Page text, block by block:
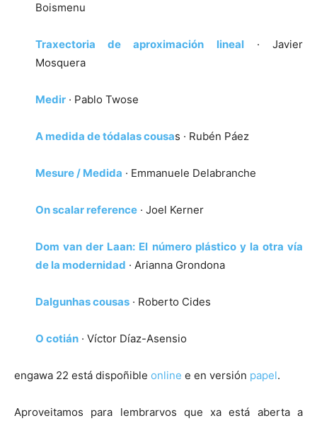
Boismenu
Traxectoria de aproximación lineal· Javier
Mosquera
Medir · Pablo Twose
A medida de tódalas cousas · Rubén Páez
Mesure / Medida · Emmanuele Delabranche
On scalar reference · Joel Kerner
Dom van der Laan: El número plástico y la otra vía
de la modernidad · Arianna Grondona
Dalgunhas cousas · Roberto Cides
O cotián · Víctor Díaz-Asensio
engawa 22 está dispoñible online e en versión papel.
Aproveitamos para lembrarvos que xa está aberta a